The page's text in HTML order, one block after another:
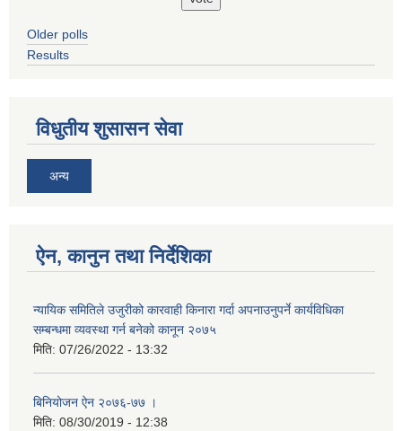
Older polls
Results
विधुतीय शुसासन सेवा
अन्य
ऐन, कानुन तथा निर्देशिका
न्यायिक समितिले उजुरीको कारवाही किनारा गर्दा अपनाउनुपर्ने कार्यविधिका
सम्बन्धमा व्यवस्था गर्न बनेको कानून २०७५
मिति: 07/26/2022 - 13:32
बिनियोजन ऐन २०७६-७७ ।
मिति: 08/30/2019 - 12:38